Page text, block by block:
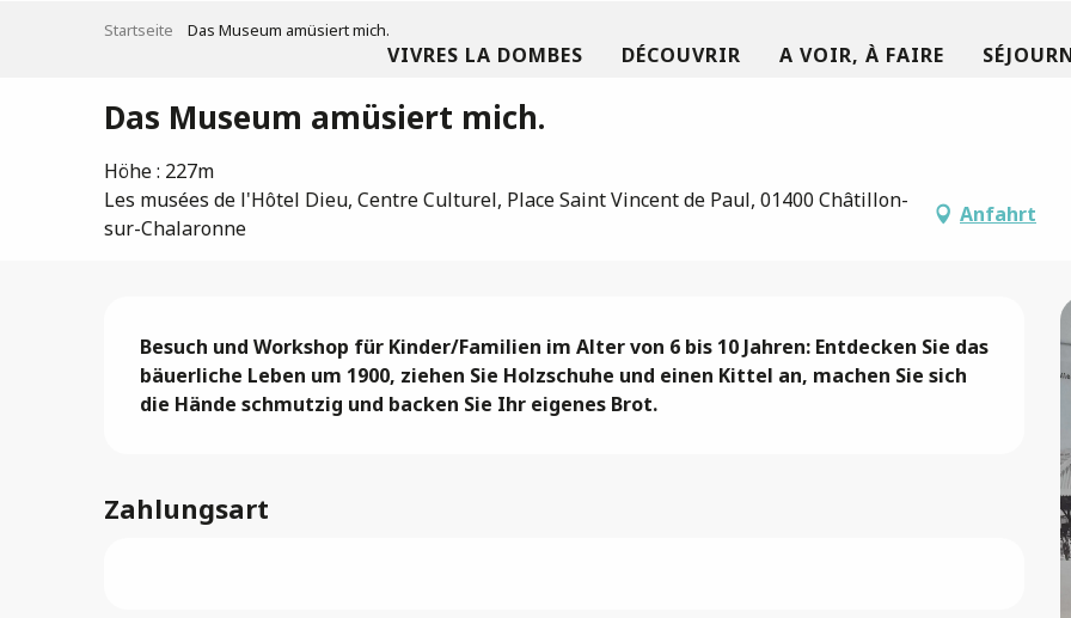
VIVRES LA DOMBES DÉCOUVRIR A VOIR, À FAIRE
Startseite Das Museum amüsiert mich.
Das Museum amüsiert mich.
Höhe : 227m
Les musées de l'Hôtel Dieu, Centre Culturel, Place Saint Vincent de Paul, 01400 Châtillon-
sur-Chalaronne
Anfahrt
Beschreibung
Besuch und Workshop für Kinder/Familien im Alter von 6 bis 10 Jahren: Entdecken Sie das
bäuerliche Leben um 1900, ziehen Sie Holzschuhe und einen Kittel an, machen Sie sich
die Hände schmutzig und backen Sie Ihr eigenes Brot.
Zahlungsart